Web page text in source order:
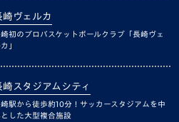
崎ヴェルカ
初のプロバスケットボールクラブ「長崎ヴェ
」
崎スタジアムシティ
駅から徒歩約10分！サッカースタジアムを中
とした大型複合施設